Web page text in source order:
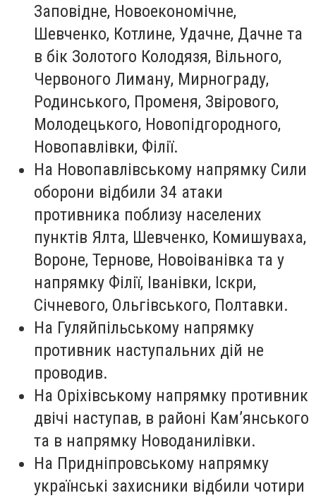
Заповідне, Новоекономічне,
Шевченко, Котлине, Удачне, Дачне та
в бік Золотого Колодязя, Вільного,
Червоного Лиману, Мирнограду,
Родинського, Променя, Звірового,
Молодецького, Новопідгородного,
Новопавлівки, Філії.
На Новопавлівському напрямку Сили
оборони відбили 34 атаки
противника поблизу населених
пунктів Ялта, Шевченко, Комишуваха,
Вороне, Тернове, Новоіванівка та у
напрямку Філії, Іванівки, Іскри,
Січневого, Ольгівського, Полтавки.
На Гуляйпільському напрямку
противник наступальних дій не
проводив.
На Оріхівському напрямку противник
двічі наступав, в районі Кам’янського
та в напрямку Новоданилівки.
На Придніпровському напрямку
українські захисники відбили чотири